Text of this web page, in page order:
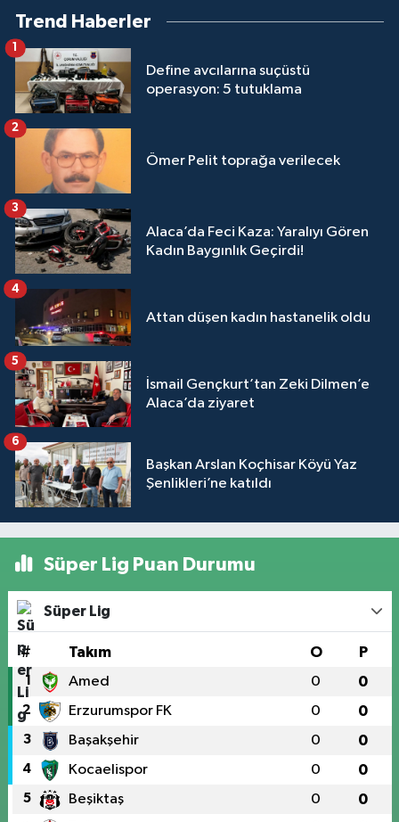
Trend Haberler
Define avcılarına suçüstü
operasyon: 5 tutuklama
1
Ömer Pelit toprağa verilecek
2
Alaca’da Feci Kaza: Yaralıyı Gören
Kadın Baygınlık Geçirdi!
3
Attan düşen kadın hastanelik oldu
4
İsmail Gençkurt’tan Zeki Dilmen’e
Alaca’da ziyaret
5
Başkan Arslan Koçhisar Köyü Yaz
Şenlikleri’ne katıldı
6
Süper Lig Puan Durumu
Süper Lig
# Takım O P
1 Amed 0 0
2 Erzurumspor FK 0 0
3 Başakşehir 0 0
4 Kocaelispor 0 0
5 Beşiktaş 0 0